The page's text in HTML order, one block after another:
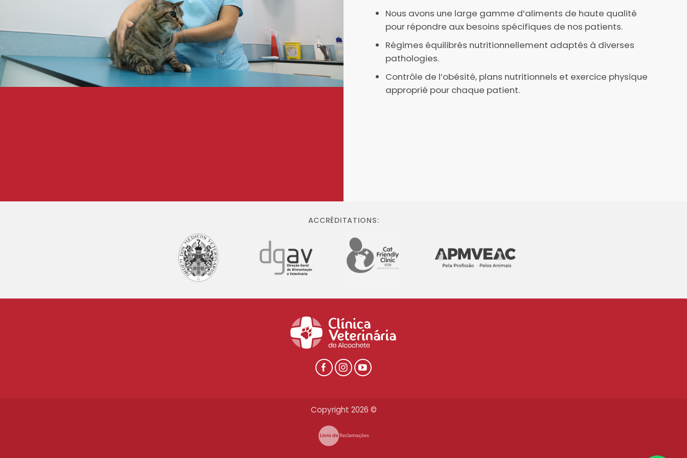
Nous avons une large gamme d’aliments de haute qualité
pour répondre aux besoins spécifiques de nos patients.
Régimes équilibrés nutritionnellement adaptés à diverses
pathologies.
Contrôle de l’obésité, plans nutritionnels et exercice physique
approprié pour chaque patient.
ACCRÉDITATIONS:
Copyright 2026 ©